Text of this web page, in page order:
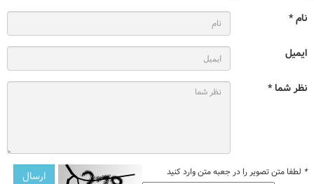
نام *
ایمیل
نظر شما *
* لطفا متن تصویر را در جعبه متن وارد کنید